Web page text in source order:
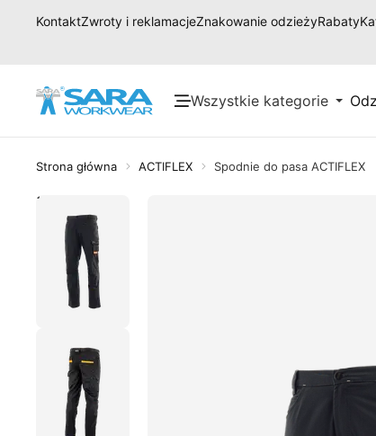
KontaktZwroty i reklamacjeZnakowanie odzieżyRabaty
Wszystkie kategorie
Strona główna ACTIFLEX Spodnie do pasa ACTIFLEX